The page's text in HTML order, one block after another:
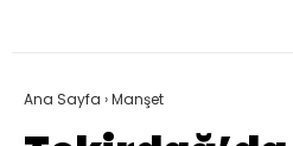
Ana Sayfa ›Manşet